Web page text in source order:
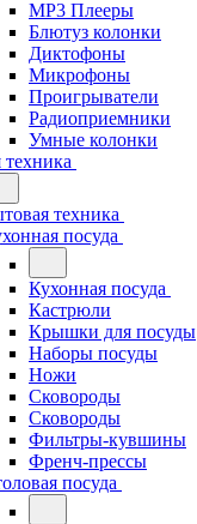
MP3 Плееры
Блютуз колонки
Диктофоны
Микрофоны
Проигрыватели
Радиоприемники
Умные колонки
техника
посуда
Кухонная посуда
Кастрюли
Крышки для посуды
Наборы посуды
Ножи
Сковороды
Сковороды
Фильтры-кувшины
Френч-прессы
посуда